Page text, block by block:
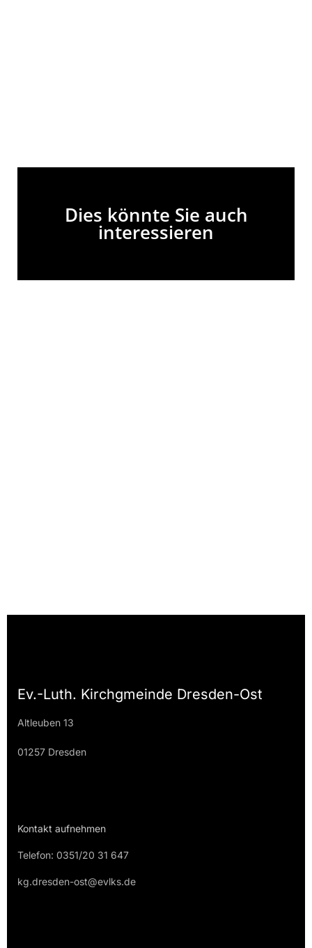
Dies könnte Sie auch
interessieren
Ev.-Luth. Kirchgmeinde Dresden-Ost
Altleuben 13
01257 Dresden
Kontakt aufnehmen
Telefon: 0351/20 31 647
kg.dresden-ost@evlks.de